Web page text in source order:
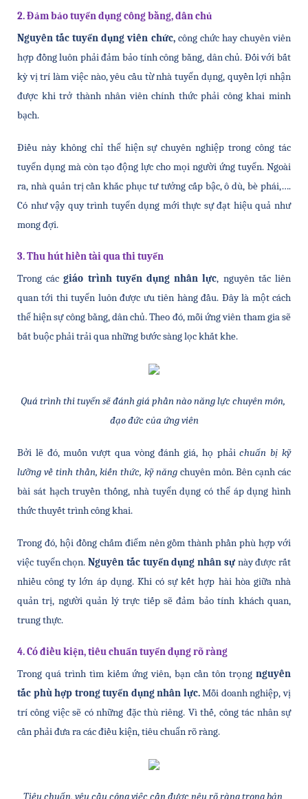
2. Đảm bảo tuyển dụng công bằng, dân chủ
Nguyên tắc tuyển dụng viên chức, công chức hay chuyên viên
hợp đồng luôn phải đảm bảo tính công bằng, dân chủ. Đối với bất
kỳ vị trí làm việc nào, yêu cầu từ nhà tuyển dụng, quyền lợi nhận
được khi trở thành nhân viên chính thức phải công khai minh
bạch.
Điều này không chỉ thể hiện sự chuyên nghiệp trong công tác
tuyển dụng mà còn tạo động lực cho mọi người ứng tuyển. Ngoài
ra, nhà quản trị cần khắc phục tư tưởng cấp bậc, ô dù, bè phái,….
Có như vậy quy trình tuyển dụng mới thực sự đạt hiệu quả như
mong đợi.
3. Thu hút hiền tài qua thi tuyển
Trong các giáo trình tuyển dụng nhân lực, nguyên tắc liên
quan tới thi tuyển luôn được ưu tiên hàng đầu. Đây là một cách
thể hiện sự công bằng, dân chủ. Theo đó, mỗi ứng viên tham gia sẽ
bắt buộc phải trải qua những bước sàng lọc khắt khe.
Quá trình thi tuyển sẽ đánh giá phần nào năng lực chuyên môn,
đạo đức của ứng viên
Bởi lẽ đó, muốn vượt qua vòng đánh giá, họ phải chuẩn bị kỹ
lưỡng về tinh thần, kiến thức, kỹ năng chuyên môn. Bên cạnh các
bài sát hạch truyền thống, nhà tuyển dụng có thể áp dụng hình
thức thuyết trình công khai.
Trong đó, hội đồng chấm điểm nên gồm thành phần phù hợp với
việc tuyển chọn. Nguyên tắc tuyển dụng nhân sự này được rất
nhiều công ty lớn áp dụng. Khi có sự kết hợp hài hòa giữa nhà
quản trị, người quản lý trực tiếp sẽ đảm bảo tính khách quan,
trung thực.
4. Có điều kiện, tiêu chuẩn tuyển dụng rõ ràng
Trong quá trình tìm kiếm ứng viên, bạn cần tôn trọng nguyên
tắc phù hợp trong tuyển dụng nhân lực. Mỗi doanh nghiệp, vị
trí công việc sẽ có những đặc thù riêng. Vì thế, công tác nhân sự
cần phải đưa ra các điều kiện, tiêu chuẩn rõ ràng.
Tiêu chuẩn, yêu cầu công việc cần được nêu rõ ràng trong bản